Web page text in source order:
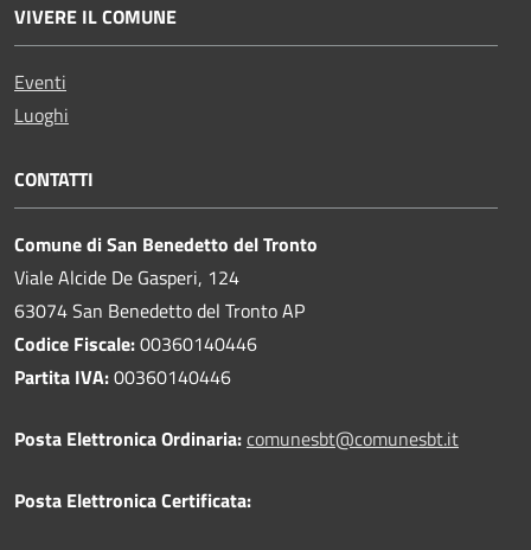
VIVERE IL COMUNE
Eventi
Luoghi
CONTATTI
Comune di San Benedetto del Tronto
Viale Alcide De Gasperi, 124
63074 San Benedetto del Tronto AP
Codice Fiscale:00360140446
Partita IVA:00360140446
Posta Elettronica Ordinaria:comunesbt@comunesbt.it
Posta Elettronica Certificata: